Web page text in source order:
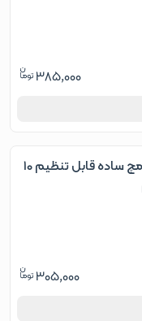
385,000
قیچی تقویت مچ ساده قابل تنظیم 10
305,000